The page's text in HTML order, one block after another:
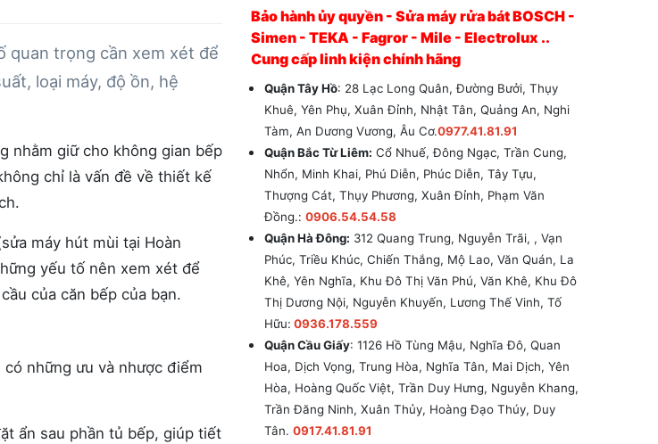
quan trọng cần xem xét để
loại máy, độ ồn, hệ
nhằm giữ cho không gian bếp
chỉ là vấn đề về thiết kế
máy hút mùi tại Hoàn
yếu tố nên xem xét để
của căn bếp của bạn.
những ưu và nhược điểm
ẩn sau phần tủ bếp, giúp tiết
Bảo hành ủy quyền - Sửa máy rửa bát BOSCH -
Simen - TEKA - Fagror - Mile - Electrolux ..
Cung cấp linh kiện chính hãng
Quận Tây Hồ: 28 Lạc Long Quân, Đường Bưởi, Thụy
Khuê, Yên Phụ, Xuân Đỉnh, Nhật Tân, Quảng An, Nghi
Tàm, An Dương Vương, Âu Cơ.0977.41.81.91
Quận Bắc Từ Liêm: Cổ Nhuế, Đông Ngạc, Trần Cung,
Nhổn, Minh Khai, Phú Diễn, Phúc Diễn, Tây Tựu,
Thượng Cát, Thụy Phương, Xuân Đỉnh, Phạm Văn
Đồng.: 0906.54.54.58
Quận Hà Đông: 312 Quang Trung, Nguyễn Trãi, , Vạn
Phúc, Triều Khúc, Chiến Thắng, Mộ Lao, Văn Quán, La
Khê, Yên Nghĩa, Khu Đô Thị Văn Phú, Văn Khê, Khu Đô
Thị Dương Nội, Nguyễn Khuyến, Lương Thế Vinh, Tố
Hữu: 0936.178.559
Quận Cầu Giấy: 1126 Hồ Tùng Mậu, Nghĩa Đô, Quan
Hoa, Dịch Vọng, Trung Hòa, Nghĩa Tân, Mai Dịch, Yên
Hòa, Hoàng Quốc Việt, Trần Duy Hưng, Nguyễn Khang,
Trần Đăng Ninh, Xuân Thủy, Hoàng Đạo Thúy, Duy
Tân. 0917.41.81.91